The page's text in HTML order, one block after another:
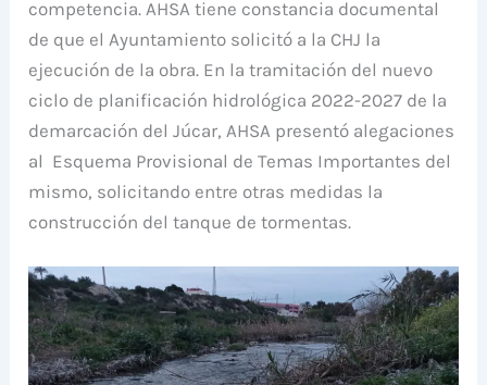
competencia. AHSA tiene constancia documental
de que el Ayuntamiento solicitó a la CHJ la
ejecución de la obra. En la tramitación del nuevo
ciclo de planificación hidrológica 2022-2027 de la
demarcación del Júcar, AHSA presentó alegaciones
al Esquema Provisional de Temas Importantes del
mismo, solicitando entre otras medidas la
construcción del tanque de tormentas.